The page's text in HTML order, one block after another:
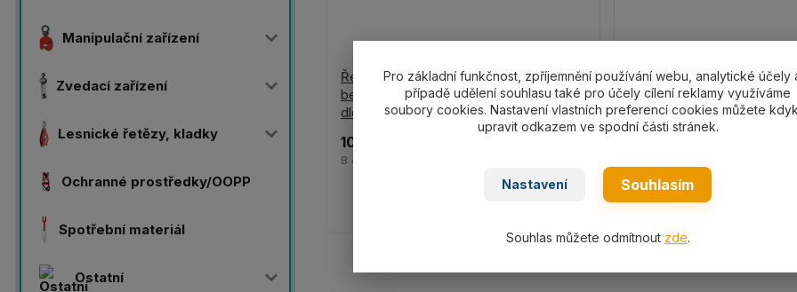
Manipulační zařízení
Zvedací zařízení
Lesnické řetězy, kladky
Ochranné prostředky/OOPP
Spotřební materiál
Ostatní
Řetězový 2-závěs s háky
bezpečnostními CSCX13 d 13/délka L
dle výběru - 9500/6700 kg
10 203 Kč
8 432 Kč
Řetězový 2-závěs s háky
bezpečnostními CSCX16 d
dle výběru - 14000/10000
Zvolit variantu
Pro základní funkčnost, zpříjemnění používání webu, analytické účely
případě udělení souhlasu také pro účely cílení reklamy využíváme
soubory cookies. Nastavení vlastních preferencí cookies můžete
upravit odkazem ve spodní části stránek.
Nastavení Souhlasím
Souhlas můžete odmítnout zde.